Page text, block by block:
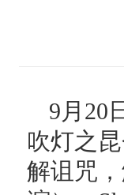
9月20
吹灯之
解诅咒